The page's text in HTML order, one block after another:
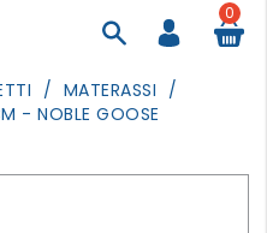
0
MATERASSI
- NOBLE GOOSE